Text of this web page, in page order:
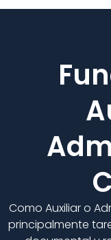
Como Auxiliar o
principalmente